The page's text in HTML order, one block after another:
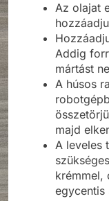
Az olajat
Addig
mártást
A húsos
majd
A leveles
krémmel,
egycentis